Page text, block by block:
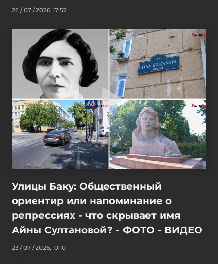
28 / 07 / 2026, 17:52
Улицы Баку: Общественный
ориентир или напоминание о
репрессиях - что скрывает имя
Айны Султановой? - ФОТО - ВИДЕО
23 / 07 / 2026, 10:10